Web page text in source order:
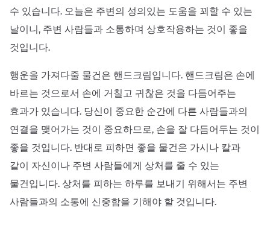
수 있습니다. 오늘은 주변의 성의있는 도움을 꾀할 수 있는
날이니, 주변 사람들과 소통하며 상호작용하는 것이 좋을
것입니다.
행운을 가져다줄 물건은 핸드크림입니다. 핸드크림은 손에
바르는 것으로서 손에 거칠고 귀찮은 것을 다듬어주는
효과가 있습니다. 당신이 중요한 순간에 다른 사람들과의
연결을 맺어가는 것이 중요하므로, 손을 잘 다듬어두는 것이
좋을 것입니다. 반대로 피하면 좋을 물건은 가시나 칼과
같이 자신이나 주변 사람들에게 상처를 줄 수 있는
물건입니다. 상처를 피하는 하루를 보내기 위해서는 주변
사람들과의 소통에 신중함을 기해야 할 것입니다.